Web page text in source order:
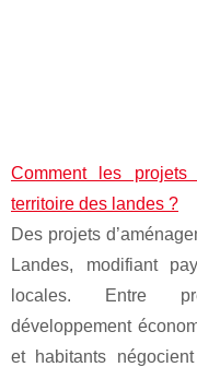
Comment les projets
territoire des landes ?
Des projets
Landes, modifiant
locales. Entre
développement
et habitants